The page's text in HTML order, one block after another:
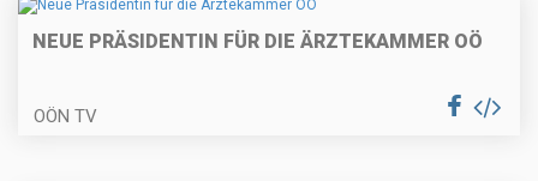
NEUE PRÄSIDENTIN FÜR DIE ÄRZTEKAMMER OÖ
OÖN TV